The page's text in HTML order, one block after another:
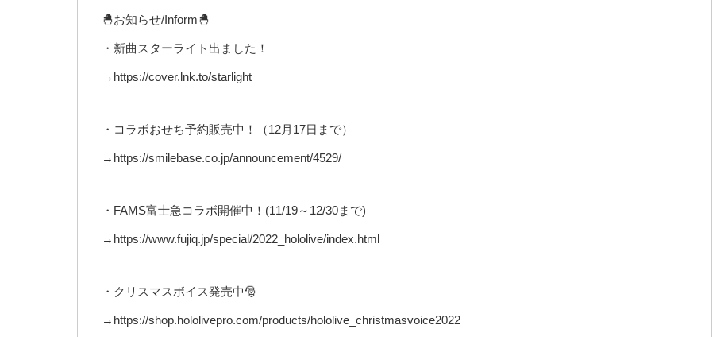
🐣お知らせ/Inform🐣
・新曲スターライト出ました！
→https://cover.lnk.to/starlight
・コラボおせち予約販売中！（12月17日まで）
→https://smilebase.co.jp/announcement/4529/
・FAMS富士急コラボ開催中！(11/19～12/30まで)
→https://www.fujiq.jp/special/2022_hololive/index.html
・クリスマスボイス発売中🎅
→https://shop.hololivepro.com/products/hololive_christmasvoice2022